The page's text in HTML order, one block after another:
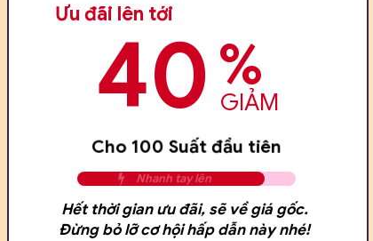
Nhanh tay lên
Cho 100 Suất đầu tiên
Trong ngày hôm n ay!!
Ưu đãi lên tới
Hết thời gian ưu đãi, sẽ về giá gốc.
Đừng bỏ lỡ cơ hội hấp dẫn này nhé!
40 GIẢM
%